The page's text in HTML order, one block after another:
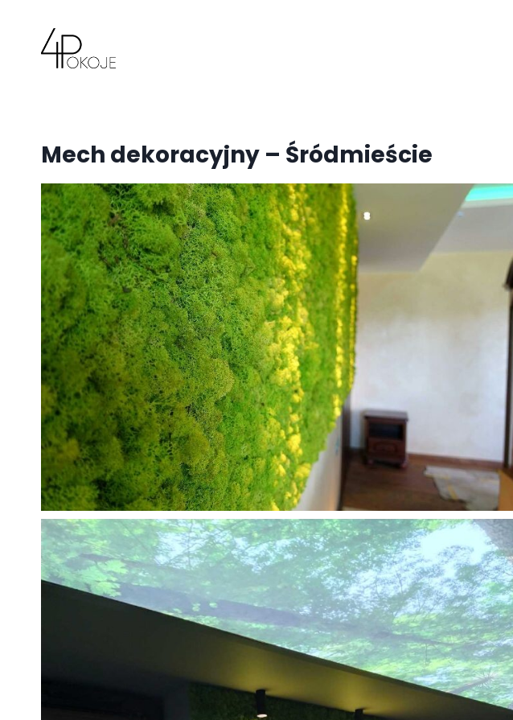
Mech dekoracyjny – Śródmieście